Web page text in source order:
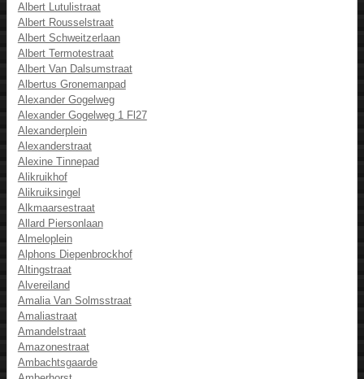
Albert Lutulistraat
Albert Rousselstraat
Albert Schweitzerlaan
Albert Termotestraat
Albert Van Dalsumstraat
Albertus Gronemanpad
Alexander Gogelweg
Alexander Gogelweg 1 Fl27
Alexanderplein
Alexanderstraat
Alexine Tinnepad
Alikruikhof
Alikruiksingel
Alkmaarsestraat
Allard Piersonlaan
Almeloplein
Alphons Diepenbrockhof
Altingstraat
Alvereiland
Amalia Van Solmsstraat
Amaliastraat
Amandelstraat
Amazonestraat
Ambachtsgaarde